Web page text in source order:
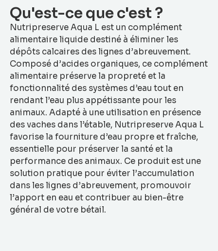
Qu'est-ce que c'est ?
Nutripreserve Aqua L est un complément
alimentaire liquide destiné à éliminer les
dépôts calcaires des lignes d’abreuvement.
Composé d’acides organiques, ce complément
alimentaire préserve la propreté et la
fonctionnalité des systèmes d’eau tout en
rendant l’eau plus appétissante pour les
animaux. Adapté à une utilisation en présence
des vaches dans l’étable, Nutripreserve Aqua L
favorise la fourniture d’eau propre et fraîche,
essentielle pour préserver la santé et la
performance des animaux. Ce produit est une
solution pratique pour éviter l’accumulation
dans les lignes d’abreuvement, promouvoir
l’apport en eau et contribuer au bien-être
général de votre bétail.